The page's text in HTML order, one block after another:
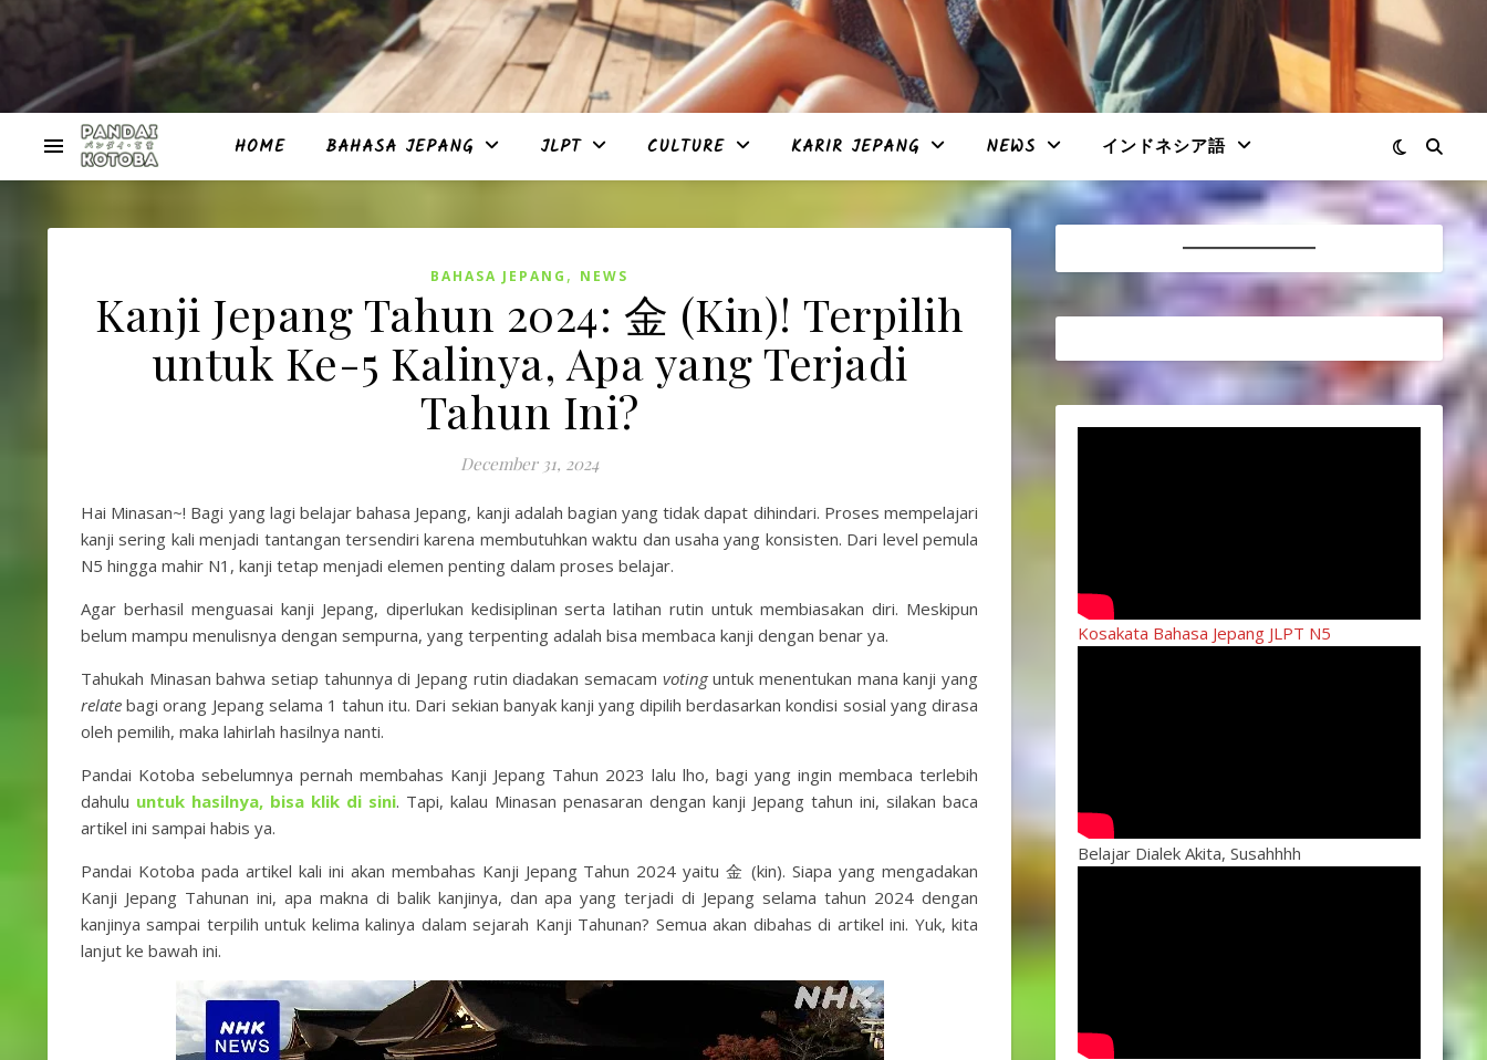
HOME BAHASA JEPANG JLPT CULTURE KARIR JEPANG NEWS インドネシア語
BAHASA JEPANG , NEWS
Kanji Jepang Tahun 2024: 金 (Kin)! Terpilih
untuk Ke-5 Kalinya, Apa yang Terjadi
Tahun Ini?
December 31, 2024
Hai Minasan~! Bagi yang lagi belajar bahasa Jepang, kanji adalah bagian yang tidak dapat dihindari. Proses mempelajari
kanji sering kali menjadi tantangan tersendiri karena membutuhkan waktu dan usaha yang konsisten. Dari level pemula
N5 hingga mahir N1, kanji tetap menjadi elemen penting dalam proses belajar.
Agar berhasil menguasai kanji Jepang, diperlukan kedisiplinan serta latihan rutin untuk membiasakan diri. Meskipun
belum mampu menulisnya dengan sempurna, yang terpenting adalah bisa membaca kanji dengan benar ya.
Tahukah Minasan bahwa setiap tahunnya di Jepang rutin diadakan semacam votinguntuk menentukan mana kanji yang
relate bagi orang Jepang selama 1 tahun itu. Dari sekian banyak kanji yang dipilih berdasarkan kondisi sosial yang dirasa
oleh pemilih, maka lahirlah hasilnya nanti.
Pandai Kotoba sebelumnya pernah membahas Kanji Jepang Tahun 2023 lalu lho, bagi yang ingin membaca terlebih
dahulu untuk hasilnya, bisa klik di sini. Tapi, kalau Minasan penasaran dengan kanji Jepang tahun ini, silakan baca
artikel ini sampai habis ya.
Pandai Kotoba pada artikel kali ini akan membahas Kanji Jepang Tahun 2024 yaitu 金 (kin). Siapa yang mengadakan
Kanji Jepang Tahunan ini, apa makna di balik kanjinya, dan apa yang terjadi di Jepang selama tahun 2024 dengan
kanjinya sampai terpilih untuk kelima kalinya dalam sejarah Kanji Tahunan? Semua akan dibahas di artikel ini. Yuk, kita
lanjut ke bawah ini.
Kosakata Bahasa Jepang JLPT N5
Belajar Dialek Akita, Susahhhh